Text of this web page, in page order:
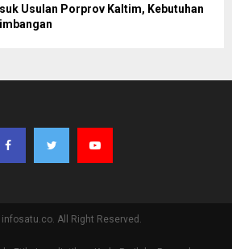
Usulan Porprov Kaltim, Kebutuhan
infosatu.co. All Right Reserved.